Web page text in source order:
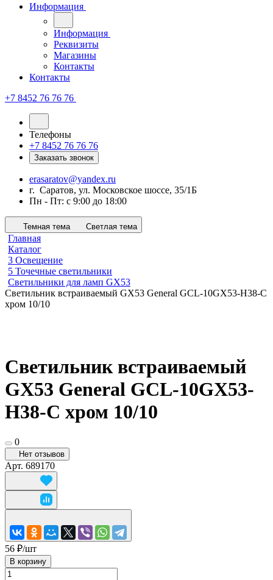
Информация
Информация
Реквизиты
Магазины
Контакты
Контакты
+7 8452 76 76 76
Телефоны
+7 8452 76 76 76
Заказать звонок
erasaratov@yandex.ru
г. Саратов, ул. Московское шоссе, 35/1Б
Пн - Пт: с 9:00 до 18:00
Темная тема Светлая тема
Главная
Каталог
3 Освещение
5 Точечные светильники
Светильники для ламп GХ53
Cветильник встраиваемый GX53 General GCL-10GX53-H38-C
хром 10/10
Cветильник встраиваемый
GX53 General GCL-10GX53-
H38-C хром 10/10
0
Нет отзывов
Арт. 689170
56 ₽/шт
В корзину